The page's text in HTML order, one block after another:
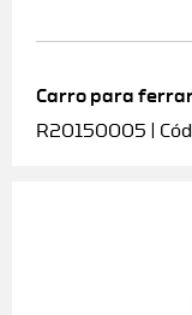
Carro para
R20150005 |